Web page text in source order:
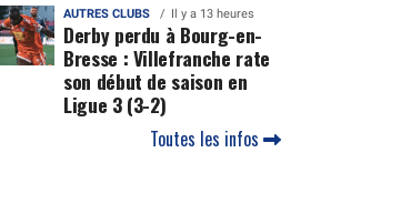
AUTRES CLUBS Il y a 13 heures
Derby perdu à Bourg-en-
Bresse : Villefranche rate
son début de saison en
Ligue 3 (3-2)
Toutes les infos